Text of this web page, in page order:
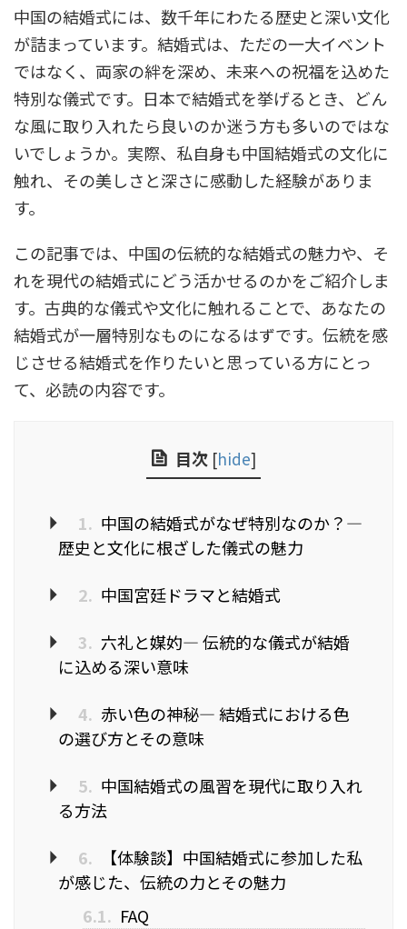
中国の結婚式には、数千年にわたる歴史と深い文化
が詰まっています。結婚式は、ただの一大イベント
ではなく、両家の絆を深め、未来への祝福を込めた
特別な儀式です。日本で結婚式を挙げるとき、どん
な風に取り入れたら良いのか迷う方も多いのではな
いでしょうか。実際、私自身も中国結婚式の文化に
触れ、その美しさと深さに感動した経験がありま
す。
この記事では、中国の伝統的な結婚式の魅力や、そ
れを現代の結婚式にどう活かせるのかをご紹介しま
す。古典的な儀式や文化に触れることで、あなたの
結婚式が一層特別なものになるはずです。伝統を感
じさせる結婚式を作りたいと思っている方にとっ
て、必読の内容です。
目次 [hide]
1. 中国の結婚式がなぜ特別なのか？—
歴史と文化に根ざした儀式の魅力
2. 中国宮廷ドラマと結婚式
3. 六礼と媒妁— 伝統的な儀式が結婚
に込める深い意味
4. 赤い色の神秘— 結婚式における色
の選び方とその意味
5. 中国結婚式の風習を現代に取り入れ
る方法
6.
【体験談】中国結婚式に参加した私
が感じた、伝統の力とその魅力
6.1. FAQ